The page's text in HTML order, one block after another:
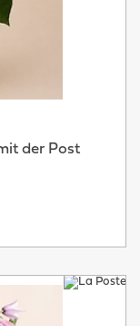
der Post